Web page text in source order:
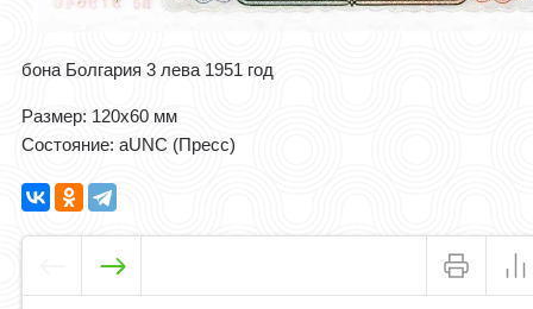
бона Болгария 3 лева 1951 год
Размер: 120x60 мм
Состояние: aUNC (Пресс)